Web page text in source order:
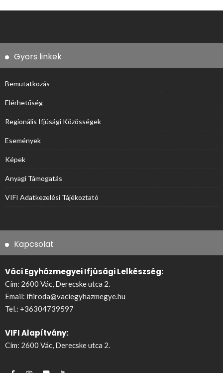
Gyors linkek
Bemutatkozás
Elérhetőség
Regionális Ifjúsági Közösségek
Események
Képek
Anyagi Támogatás
VIFI Adatkezelési Tájékoztató
Kapcsolat
Váci Egyházmegyei Ifjúsági Lelkészség:
Cím: 2600 Vác, Derecske utca 2.
Email: ifiiroda@vaciegyhazmegye.hu
Tel.: +36304739597
VIFI Alapítvány:
Cím: 2600 Vác, Derecske utca 2.